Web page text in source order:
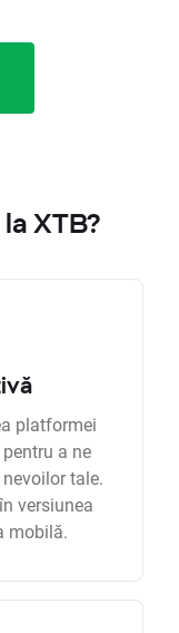
XTB?
platformei
a ne
tale.
versiunea
mobilă.